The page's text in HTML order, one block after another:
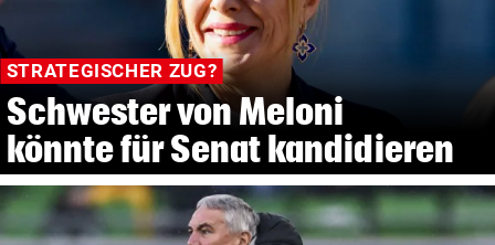
STRATEGISCHER ZUG?
Schwester von Meloni
könnte für Senat kandidieren